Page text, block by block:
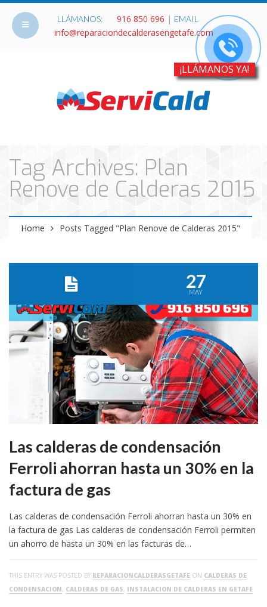
LLÁMANOS: 916 850 696 | EMAIL
info@reparaciondecalderasengetafe.com
Tag Archives: Plan
Renove de Calderas 2015
Home Posts Tagged "Plan Renove de Calderas 2015"
27
MAY
Las calderas de condensación
Ferroli ahorran hasta un 30% en la
factura de gas
Las calderas de condensación Ferroli ahorran hasta un 30% en
la factura de gas Las calderas de condensación Ferroli permiten
un ahorro de hasta un 30% en las facturas de…
THIS ENTRY WAS POSTED BY REPARACIONCALDERASGETAFE ON CALDERAS DE
CONDENSACION, CALDERAS DE GAS, INSTALACION DE CALDERAS EN GETAFE
¡LLÁMANOS YA!